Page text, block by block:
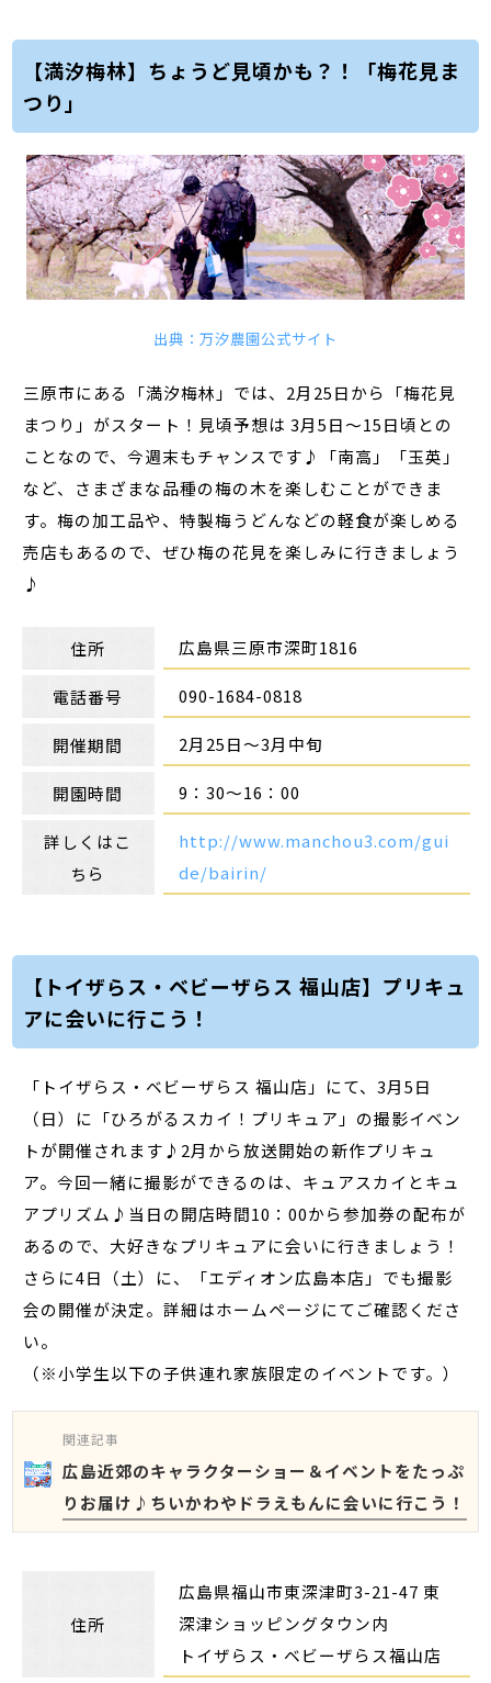
【満汐梅林】ちょうど見頃かも？！「梅花見ま
つり」
出典：万汐農園公式サイト
三原市にある「満汐梅林」では、2月25日から「梅花見
まつり」がスタート！見頃予想は 3月5日～15日頃との
ことなので、今週末もチャンスです♪「南高」「玉英」
など、さまざまな品種の梅の木を楽しむことができま
す。梅の加工品や、特製梅うどんなどの軽食が楽しめる
売店もあるので、ぜひ梅の花見を楽しみに行きましょう
♪
住所 広島県三原市深町1816
電話番号 090-1684-0818
開催期間 2月25日～3月中旬
開園時間 9：30～16：00
詳しくはこ
ちら
http://www.manchou3.com/gui
de/bairin/
【トイザらス・ベビーザらス 福山店】プリキュ
アに会いに行こう！
「トイザらス・ベビーザらス 福山店」にて、3月5日
（日）に「ひろがるスカイ！プリキュア」の撮影イベン
トが開催されます♪2月から放送開始の新作プリキュ
ア。今回一緒に撮影ができるのは、キュアスカイとキュ
アプリズム♪当日の開店時間10：00から参加券の配布が
あるので、大好きなプリキュアに会いに行きましょう！
さらに4日（土）に、「エディオン広島本店」でも撮影
会の開催が決定。詳細はホームページにてご確認くださ
い。
（※小学生以下の子供連れ家族限定のイベントです。）
関連記事
広島近郊のキャラクターショー＆イベントをたっぷ
りお届け♪ちいかわやドラえもんに会いに行こう！
住所
広島県福山市東深津町3-21-47 東
深津ショッピングタウン内
トイザらス・ベビーザらス福山店